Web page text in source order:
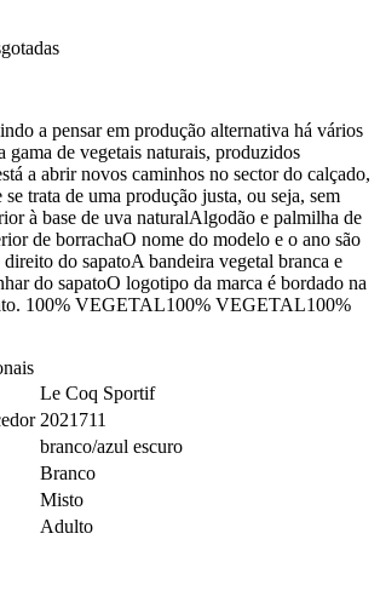
a pensar em produção alternativa há vários
gama de vegetais naturais, produzidos
a abrir novos caminhos no sector do calçado,
trata de uma produção justa, ou seja, sem
à base de uva naturalAlgodão e palmilha de
de borrachaO nome do modelo e o ano são
do sapatoA bandeira vegetal branca e
do sapatoO logotipo da marca é bordado na
100% VEGETAL100% VEGETAL100%
Le Coq Sportif
2021711
branco/azul escuro
Branco
Misto
Adulto